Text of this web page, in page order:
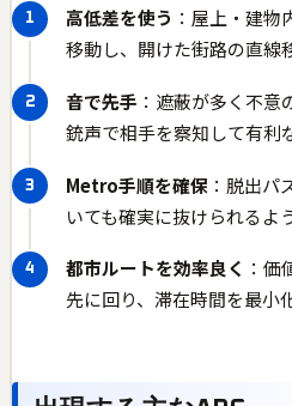
高低差を使う ：屋上・建物
移動し、開けた街路の直線
音で先手 ：遮蔽が多く不意
銃声で相手を察知して有利
Metro手順を確保 ：脱出パ
いても確実に抜けられるよ
都市ルートを効率良く ：価
先に回り、滞在時間を最小